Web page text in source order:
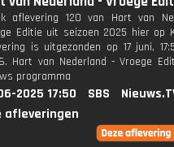
aflevering 120 van Hart van
Editie uit seizoen 2025 hier op
is uitgezonden op 17 juni,
Hart van Nederland - Vroege
programma
2025 17:50 SBS
afleveringen